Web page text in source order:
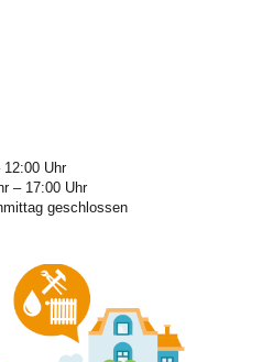
12:00 Uhr
– 17:00 Uhr
geschlossen